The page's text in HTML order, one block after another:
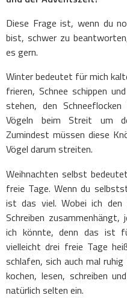
Diese Frage ist, wenn du
bist, schwer zu
es gern.
Winter bedeutet für mich
frieren, Schnee schippen
stehen, den
Vögeln beim Streit um
Zumindest müssen diese
Vögel darum streiten.
Weihnachten selbst
freie Tage. Wenn du
ist das viel. Wobei ich den
Schreiben
ich könnte, denn das ist
vielleicht drei freie Tage
schlafen, sich auch mal
kochen, lesen, schreiben
natürlich selten ein.